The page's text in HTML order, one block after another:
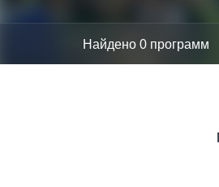
Найдено 0 программ